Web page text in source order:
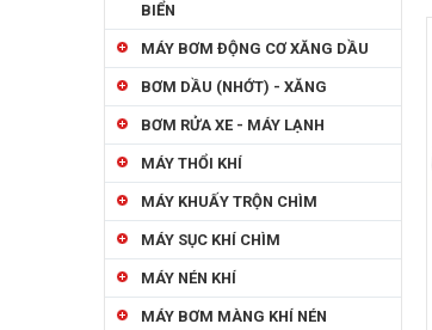
BIỂN
MÁY BƠM ĐỘNG CƠ XĂNG DẦU
BƠM DẦU (NHỚT) - XĂNG
BƠM RỬA XE - MÁY LẠNH
MÁY THỔI KHÍ
MÁY KHUẤY TRỘN CHÌM
MÁY SỤC KHÍ CHÌM
MÁY NÉN KHÍ
MÁY BƠM MÀNG KHÍ NÉN